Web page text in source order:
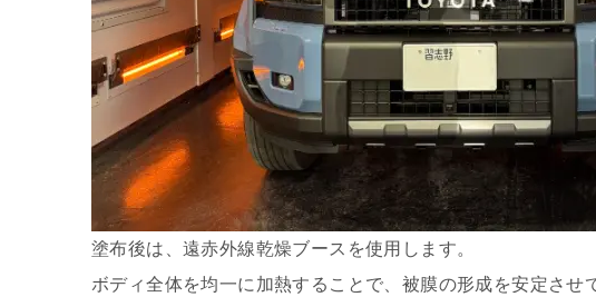
塗布後は、遠赤外線乾燥ブースを使用します。
ボディ全体を均一に加熱することで、被膜の形成を安定させ